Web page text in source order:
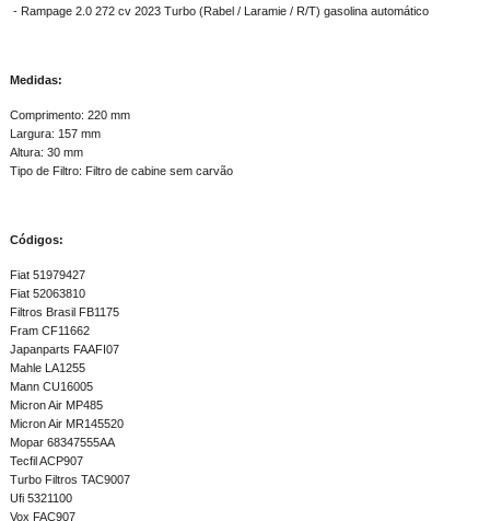
- Rampage 2.0 272 cv 2023 Turbo (Rabel / Laramie / R/T) gasolina automático
Medidas:
Comprimento: 220 mm
Largura: 157 mm
Altura: 30 mm
Tipo de Filtro: Filtro de cabine sem carvão
Códigos:
Fiat 51979427
Fiat 52063810
Filtros Brasil FB1175
Fram CF11662
Japanparts FAAFI07
Mahle LA1255
Mann CU16005
Micron Air MP485
Micron Air MR145520
Mopar 68347555AA
Tecfil ACP907
Turbo Filtros TAC9007
Ufi 5321100
Vox FAC907